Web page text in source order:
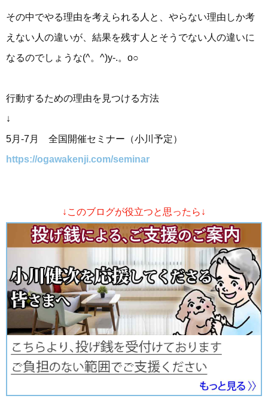
その中でやる理由を考えられる人と、やらない理由しか考
えない人の違いが、結果を残す人とそうでない人の違いに
なるのでしょうな(^。^)y-.。o○
行動するための理由を見つける方法
↓
5月-7月 全国開催セミナー（小川予定）
https://ogawakenji.com/seminar
↓このブログが役立つと思ったら↓